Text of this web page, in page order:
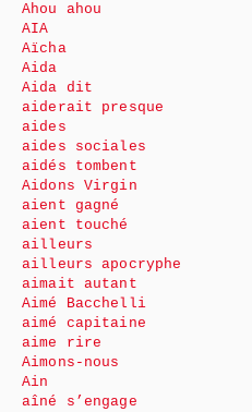
Ahou ahou
AIA
Aïcha
Aida
Aida dit
aiderait presque
aides
aides sociales
aidés tombent
Aidons Virgin
aient gagné
aient touché
ailleurs
ailleurs apocryphe
aimait autant
Aimé Bacchelli
aimé capitaine
aime rire
Aimons-nous
Ain
aîné s’engage